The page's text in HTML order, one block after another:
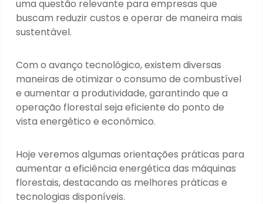
uma questão relevante para empresas que
buscam reduzir custos e operar de maneira mais
sustentável.
Com o avanço tecnológico, existem diversas
maneiras de otimizar o consumo de combustível
e aumentar a produtividade, garantindo que a
operação florestal seja eficiente do ponto de
vista energético e econômico.
Hoje veremos algumas orientações práticas para
aumentar a eficiência energética das máquinas
florestais, destacando as melhores práticas e
tecnologias disponíveis.